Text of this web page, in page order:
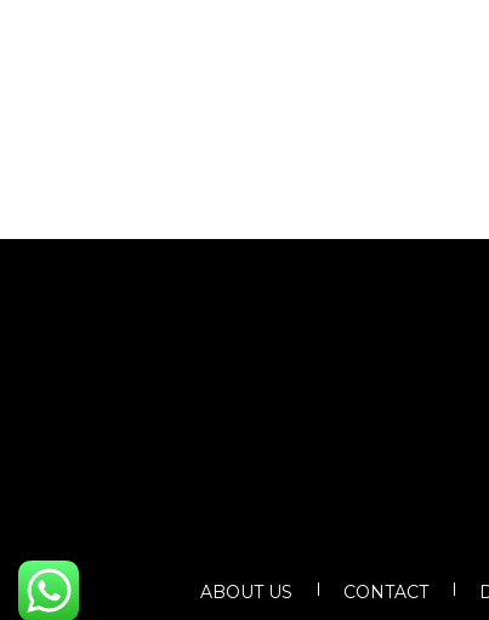
ABOUT US CONTACT